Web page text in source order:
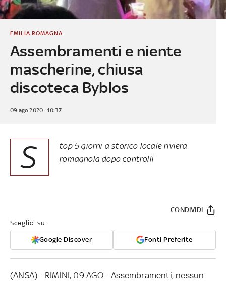
Assembramenti e niente
mascherine, chiusa
discoteca Byblos
EMILIA ROMAGNA
09 ago 2020 - 10:37
S
top 5 giorni a storico locale riviera
romagnola dopo controlli
Sceglici su:
Google Discover Fonti Preferite
CONDIVIDI
(ANSA) - RIMINI, 09 AGO - Assembramenti, nessun